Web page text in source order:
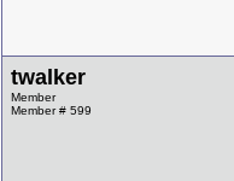
twalker
Member
Member # 599